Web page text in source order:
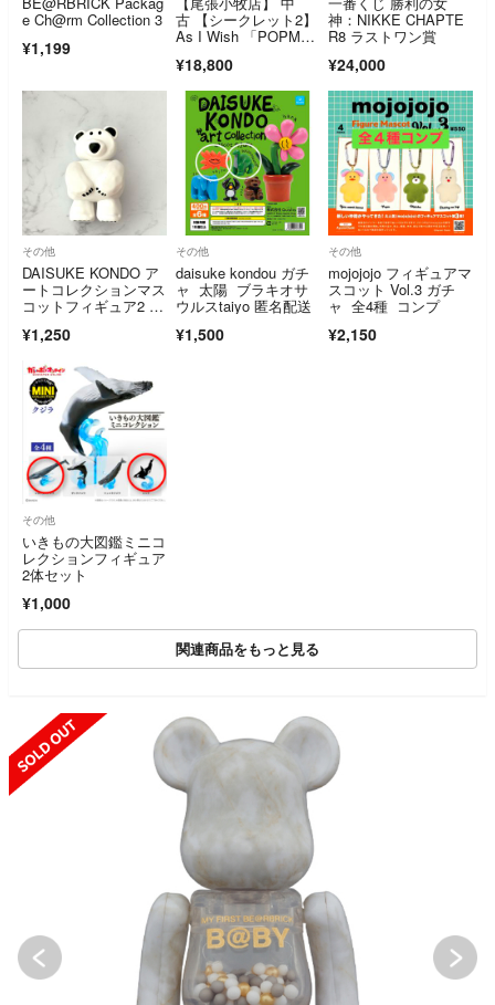
e Ch@rm Collection 3
¥1,199
古 【シークレット2】
As I Wish 「POPMA
l Me What You Wan
t シリーズ」
¥18,800
神：NIKKE CHAPTE
R8 ラストワン賞
¥24,000
その他
DAISUKE KONDO ア
ートコレクションマス
コットフィギュア2 し
¥1,250
その他
daisuke kondou ガチ
ャ 太陽 ブラキオサ
ウルスtaiyo 匿名配送
¥1,500
その他
mojojojo フィギュアマ
スコット Vol.3 ガチ
ャ 全4種 コンプ
¥2,150
その他
いきもの大図鑑ミニコ
レクションフィギュア
2体セット
¥1,000
関連商品をもっと見る
SOLD OUT